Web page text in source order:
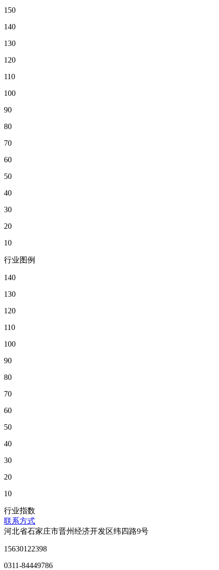
150
140
130
120
110
100
90
80
70
60
50
40
30
20
10
行业图例
140
130
120
110
100
90
80
70
60
50
40
30
20
10
行业指数
联系方式
河北省石家庄市晋州经济开发区纬四路9号
15630122398
0311-84449786